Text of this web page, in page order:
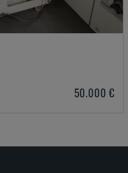
50.000 €